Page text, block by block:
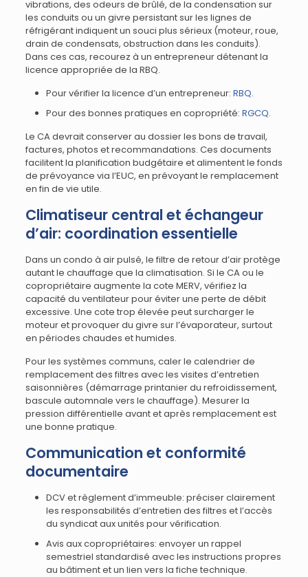
vibrations, des odeurs de brûlé, de la condensation sur
les conduits ou un givre persistant sur les lignes de
réfrigérant indiquent un souci plus sérieux (moteur, roue,
drain de condensats, obstruction dans les conduits).
Dans ces cas, recourez à un entrepreneur détenant la
licence appropriée de la RBQ.
Pour vérifier la licence d’un entrepreneur: RBQ.
Pour des bonnes pratiques en copropriété: RGCQ.
Le CA devrait conserver au dossier les bons de travail,
factures, photos et recommandations. Ces documents
facilitent la planification budgétaire et alimentent le fonds
de prévoyance via l’EUC, en prévoyant le remplacement
en fin de vie utile.
Climatiseur central et échangeur
d’air: coordination essentielle
Dans un condo à air pulsé, le filtre de retour d’air protège
autant le chauffage que la climatisation. Si le CA ou le
copropriétaire augmente la cote MERV, vérifiez la
capacité du ventilateur pour éviter une perte de débit
excessive. Une cote trop élevée peut surcharger le
moteur et provoquer du givre sur l’évaporateur, surtout
en périodes chaudes et humides.
Pour les systèmes communs, caler le calendrier de
remplacement des filtres avec les visites d’entretien
saisonnières (démarrage printanier du refroidissement,
bascule automnale vers le chauffage). Mesurer la
pression différentielle avant et après remplacement est
une bonne pratique.
Communication et conformité
documentaire
DCV et règlement d’immeuble: préciser clairement
les responsabilités d’entretien des filtres et l’accès
du syndicat aux unités pour vérification.
Avis aux copropriétaires: envoyer un rappel
semestriel standardisé avec les instructions propres
au bâtiment et un lien vers la fiche technique.